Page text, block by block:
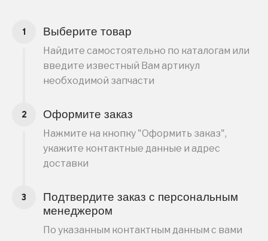
Выберите товар
Найдите самостоятельно по каталогам или
введите известный Вам артикул
необходимой запчасти
Оформите заказ
Нажмите на кнопку "Оформить заказ",
укажите контактные данные и адрес
доставки
Подтвердите заказ с персональным
менеджером
По указанным контактным данным с вами